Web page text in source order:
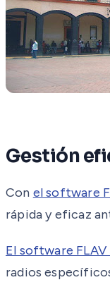
Gestión
Con el software
rápida y eficaz
El software FLAV
radios